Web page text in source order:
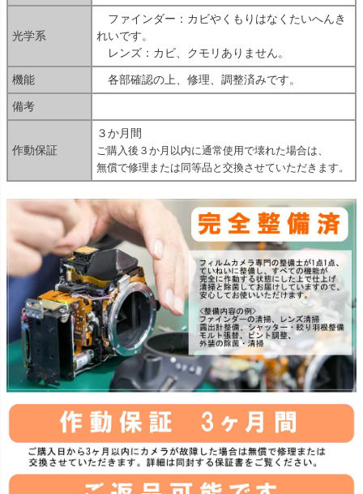
光学系
ファインダー：カビやくもりはなくたいへんき
れいです。
レンズ：カビ、クモリありません。
機能 各部確認の上、修理、調整済みです。
備考
作動保証
３か月間
ご購入後３か月以内に通常使用で壊れた場合は、
無償で修理または同等品と交換させていただきます。